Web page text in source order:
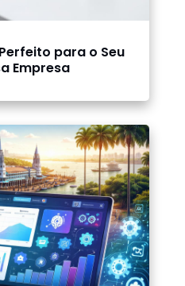
para o Seu
Empresa